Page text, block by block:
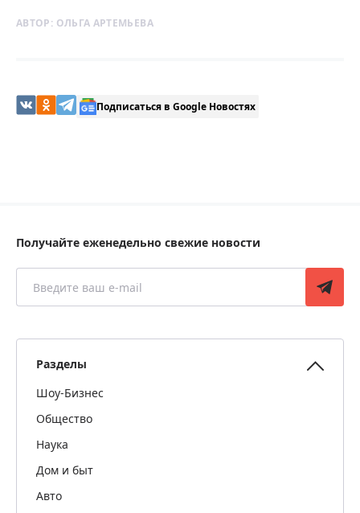
АВТОР: ОЛЬГА АРТЕМЬЕВА
Подписаться в Google Новостях
Получайте еженедельно свежие новости
Разделы
Шоу-Бизнес
Общество
Наука
Дом и быт
Авто